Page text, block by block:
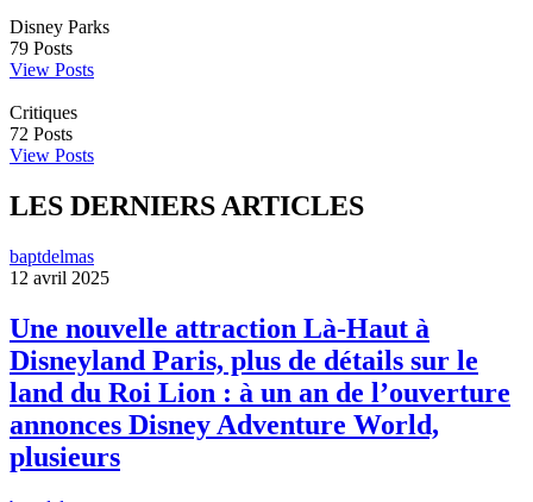
Disney Parks
79 Posts
View Posts
Critiques
72 Posts
View Posts
LES DERNIERS ARTICLES
baptdelmas
12 avril 2025
Une nouvelle attraction Là-Haut à
Disneyland Paris, plus de détails sur le
land du Roi Lion : à un an de l’ouverture
annonces Disney Adventure World,
plusieurs